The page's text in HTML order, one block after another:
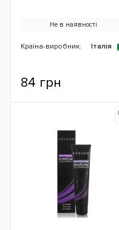
Не в наявності
Країна-виробник: Італія
84 грн